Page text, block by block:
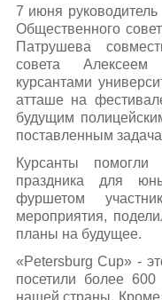
7 июня
Общественного
Патрушева
совета Алексеем
курсантами
атташе на
будущим
поставленным
Курсанты
праздника для
фуршетом
мероприятия,
планы на будущее.
«Petersburg Cup» -
посетили более
нашей страны. Кроме